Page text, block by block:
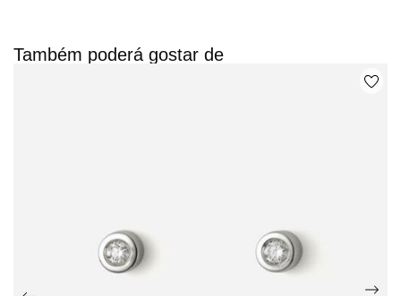
Também poderá gostar de